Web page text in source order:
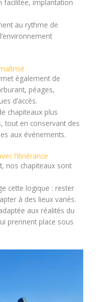
facilitée, implantation
au rythme de
également de
péages,
d’accès.
chapiteaux plus
tout en conservant des
aux événements.
l’itinérance
nos chapiteaux sont
cette logique : rester
à des lieux variés.
aux réalités du
prennent place sous